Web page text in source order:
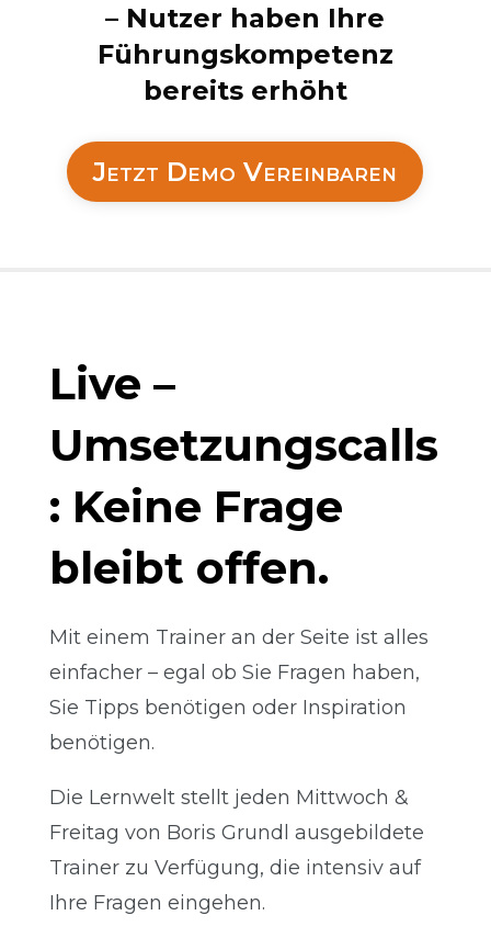
– Nutzer haben Ihre
Führungskompetenz
bereits erhöht
Jetzt Demo Vereinbaren
Live –
Umsetzungscalls
: Keine Frage
bleibt offen.
Mit einem Trainer an der Seite ist alles
einfacher – egal ob Sie Fragen haben,
Sie Tipps benötigen oder Inspiration
benötigen.
Die Lernwelt stellt jeden Mittwoch &
Freitag von Boris Grundl ausgebildete
Trainer zu Verfügung, die intensiv auf
Ihre Fragen eingehen.